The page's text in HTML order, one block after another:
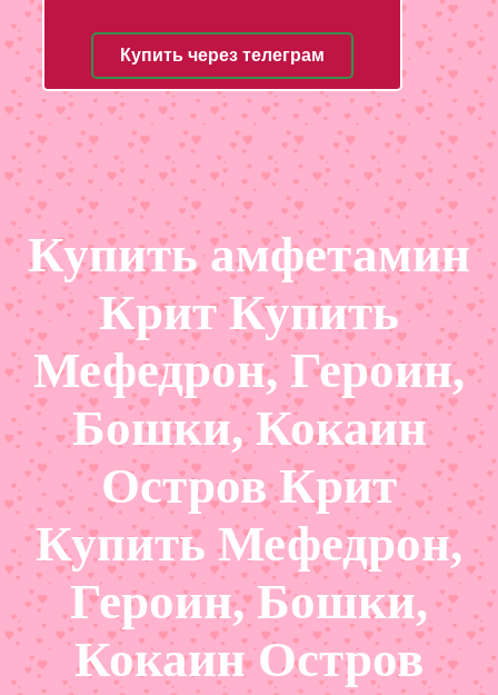
Купить через телеграм
Купить амфетамин
Крит Купить
Мефедрон, Героин,
Бошки, Кокаин
Остров Крит
Купить Мефедрон,
Героин, Бошки,
Кокаин Остров